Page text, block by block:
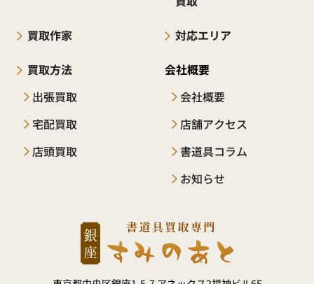
買取作家 対応エリア
買取方法
出張買取
宅配買取
店頭買取
会社概要
会社概要
店舗アクセス
書道具コラム
お知らせ